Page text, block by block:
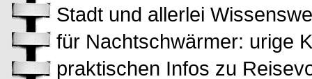
Stadt und allerlei
für Nachtschwärmer: urige
praktischen Infos zu